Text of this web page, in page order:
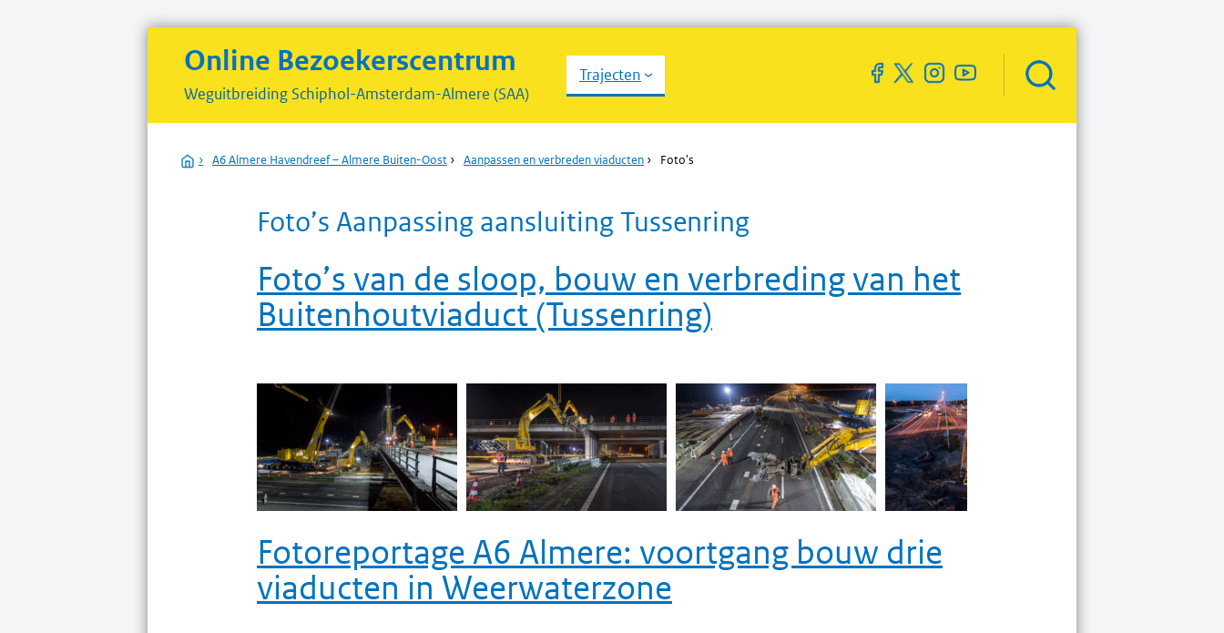
Online Bezoekerscentrum
Weguitbreiding Schiphol-Amsterdam-Almere (SAA)
Trajecten
Zoekveld
openen
Home
› A6 Almere Havendreef – Almere Buiten-Oost › Aanpassen en verbreden viaducten › Foto's
Foto’s Aanpassing aansluiting Tussenring
Foto’s van de sloop, bouw en verbreding van het
Buitenhoutviaduct (Tussenring)
Fotoreportage A6 Almere: voortgang bouw drie
viaducten in Weerwaterzone